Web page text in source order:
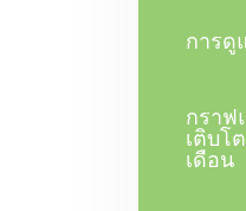
การดู
กราฟ
เติบโ
เดือน